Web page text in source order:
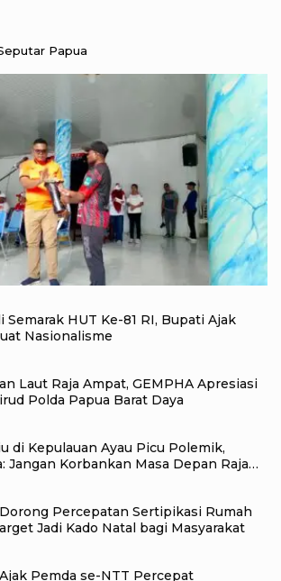
Papua
Semarak HUT Ke-81 RI, Bupati Ajak
Nasionalisme
Laut Raja Ampat, GEMPHA Apresiasi
Polda Papua Barat Daya
di Kepulauan Ayau Picu Polemik,
Jangan Korbankan Masa Depan Raja
Percepatan Sertipikasi Rumah
Jadi Kado Natal bagi Masyarakat
Pemda se-NTT Percepat